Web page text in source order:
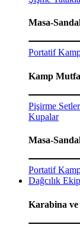
Masa-
Portatif
Kamp
Pişirme
Kupalar
Masa-
Portatif
Dağcılık
Karabina ve